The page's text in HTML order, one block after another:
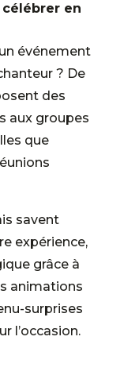
célébrer en
événement
? De
des
aux groupes
que
savent
expérience,
grâce à
animations
surprises
l’occasion.